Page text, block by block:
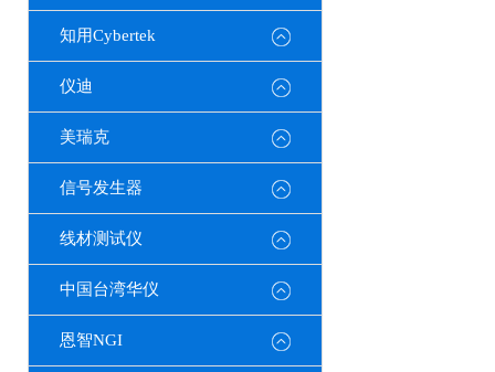
知用Cybertek
仪迪
美瑞克
信号发生器
线材测试仪
中国台湾华仪
恩智NGI